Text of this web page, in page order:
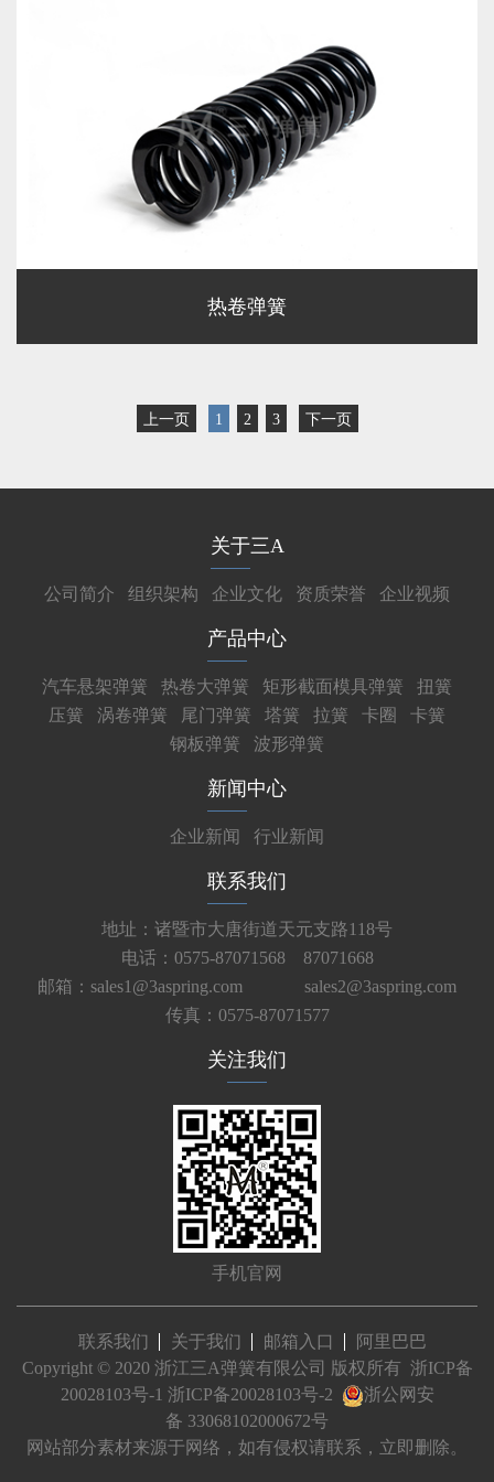
热卷弹簧
上一页 1 2 3 下一页
关于三A
公司简介 组织架构 企业文化 资质荣誉 企业视频
产品中心
汽车悬架弹簧 热卷大弹簧 矩形截面模具弹簧
扭簧
压簧
涡卷弹簧 尾门弹簧 塔簧 拉簧 卡圈
卡簧
钢板弹簧
波形弹簧
新闻中心
企业新闻 行业新闻
联系我们
地址：诸暨市大唐街道天元支路118号
电话：0575-87071568 87071668
邮箱：sales1@3aspring.com
sales2@3aspring.com
传真：0575-87071577
关注我们
手机官网
联系我们 关于我们 邮箱入口
阿里巴巴
Copyright © 2020 浙江三A弹簧有限公司 版权所有 浙ICP备
20028103号-1 浙ICP备20028103号-2
浙公网安
备 33068102000672号
网站部分素材来源于网络，如有侵权请联系，立即删除。